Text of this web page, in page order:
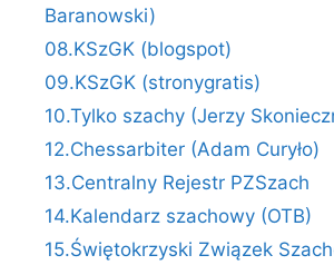
Baranowski)
08.KSzGK (blogspot)
09.KSzGK (stronygratis)
10.Tylko szachy (Jerzy
12.Chessarbiter (Adam Curyło)
13.Centralny Rejestr PZSzach
14.Kalendarz szachowy (OTB)
15.Świętokrzyski Związek